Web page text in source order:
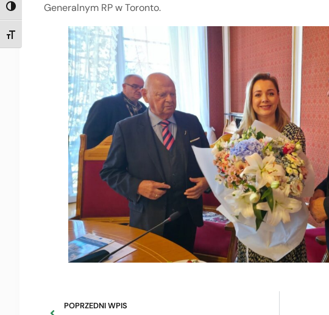
TOGGLE HIGH CONTRAST
TOGGLE FONT SIZE
Generalnym RP w Toronto.
POPRZEDNI WPIS